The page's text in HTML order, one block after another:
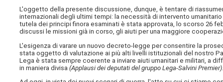
L'oggetto della presente discussione, dunque, è tentare di
internazionali degli ultimi tempi: la necessità di intervento
tutela dei principi finora esaminati è stata approvata, lo scorso 26
discussi le missioni già in corso, gli aiuti per una maggiore
L'esigenza di varare un nuovo decreto-legge per consentire la
stata oggetto di valutazione ai più alti livelli istituzionali del nostro
Lega è stata sempre coerente a inviare aiuti umanitari e militari, a
in maniera divisa(Applausi dei deputati del gruppo Lega-Salvini Premier)